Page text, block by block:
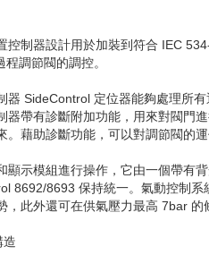
控制器設計用於加裝到符合 IEC
程調節閥的調控。
器 SideControl 定位器能夠處理所
器帶有診斷附加功能，用來對閥門
。藉助診斷功能，可以對調節閥的
顯示模組進行操作，它由一個帶有
8692/8693 保持統一。氣動控制系
，此外還可在供氣壓力最高 7bar 的
造